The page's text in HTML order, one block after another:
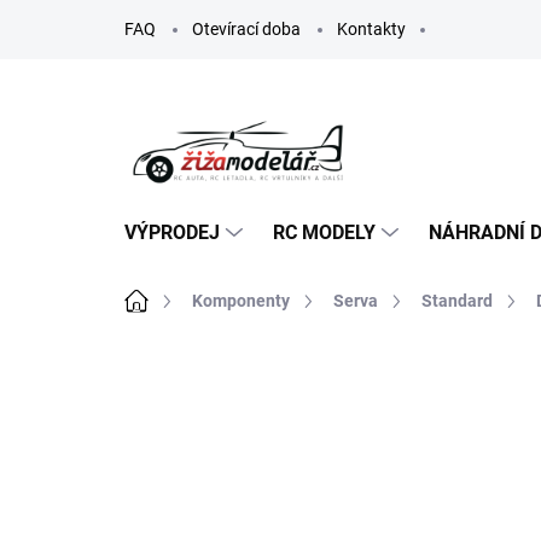
FAQ Otevírací doba Kontakty
VÝPRODEJ RC MODELY NÁHRADNÍ
Domů Komponenty Serva Standard